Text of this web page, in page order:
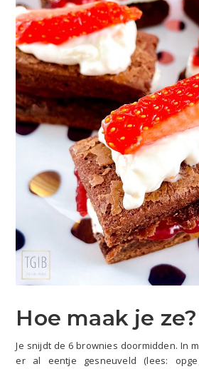
Hoe maak je ze?
Je snijdt de 6 brownies doormidden. In
er al eentje gesneuveld (lees: